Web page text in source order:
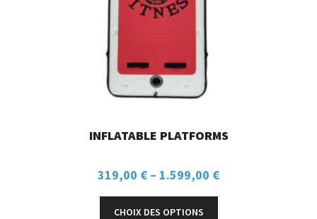
INFLATABLE PLATFORMS
319,00 € – 1.599,00 €
CHOIX DES OPTIONS